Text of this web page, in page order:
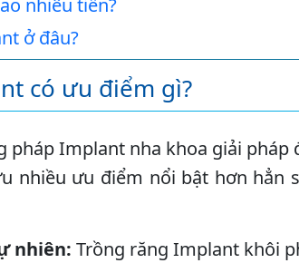
nhiêu tiền?
ở đâu?
có ưu điểm gì?
pháp Implant nha khoa giải
nhiều ưu điểm nổi bật hơn hẳn
nhiên: Trồng răng Implant khôi